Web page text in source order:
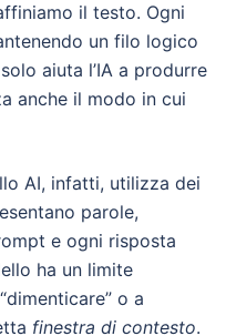
il testo. Ogni
un filo logico
aiuta l’IA a produrre
anche il modo in cui
AI, infatti, utilizza dei
parole,
e ogni risposta
ha un limite
o a
finestra di contesto.